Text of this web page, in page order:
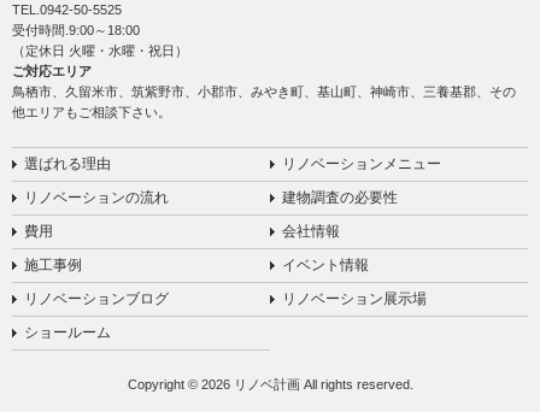
TEL. 0942-50-5525
受付時間.9:00～18:00
（定休日 火曜・水曜・祝日）
ご対応エリア
鳥栖市、久留米市、筑紫野市、小郡市、みやき町、基山町、神崎市、三養基郡、その
他エリアもご相談下さい。
選ばれる理由
リノベーションメニュー
リノベーションの流れ
建物調査の必要性
費用
会社情報
施工事例
イベント情報
リノベーションブログ
リノベーション展示場
ショールーム
Copyright © 2026 リノベ計画 All rights reserved.